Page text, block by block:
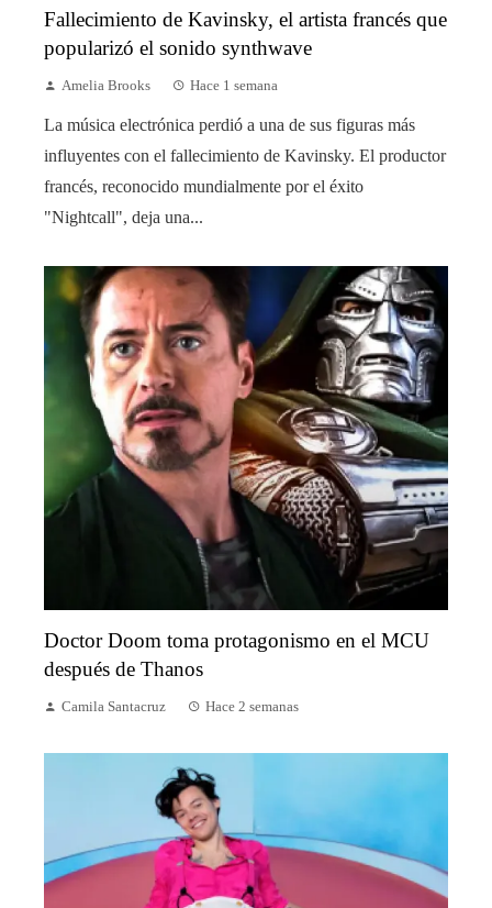
Fallecimiento de Kavinsky, el artista francés que
popularizó el sonido synthwave
Amelia Brooks Hace 1 semana
La música electrónica perdió a una de sus figuras más
influyentes con el fallecimiento de Kavinsky. El productor
francés, reconocido mundialmente por el éxito
"Nightcall", deja una...
Doctor Doom toma protagonismo en el MCU
después de Thanos
Camila Santacruz Hace 2 semanas